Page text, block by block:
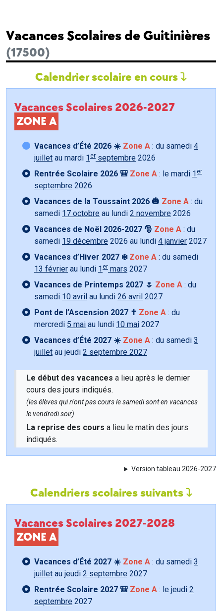
Vacances Scolaires de Guitinières
(17500)
Calendrier scolaire en cours
Vacances Scolaires 2026-2027
ZONE A
Vacances d’Été 2026 ☀️ Zone A : du samedi 4
juillet au mardi 1 er septembre 2026
Rentrée Scolaire 2026 🎒 Zone A : le mardi 1 er
septembre 2026
Vacances de la Toussaint 2026 🎃 Zone A : du
samedi 17 octobre au lundi 2 novembre 2026
Vacances de Noël 2026-2027 🎅 Zone A : du
samedi 19 décembre 2026 au lundi 4 janvier 2027
Vacances d’Hiver 2027 ❄️ Zone A : du samedi
13 février au lundi 1 er mars 2027
Vacances de Printemps 2027 🌷 Zone A : du
samedi 10 avril au lundi 26 avril 2027
Pont de l’Ascension 2027 ✝️ Zone A : du
mercredi 5 mai au lundi 10 mai 2027
Vacances d’Été 2027 ☀️ Zone A : du samedi 3
juillet au jeudi 2 septembre 2027
Le début des vacances a lieu après le dernier
cours des jours indiqués.
(les élèves qui n'ont pas cours le samedi sont en vacances
le vendredi soir)
La reprise des cours a lieu le matin des jours
indiqués.
Version tableau 2026-2027
Calendriers scolaires suivants
Vacances Scolaires 2027-2028
ZONE A
Vacances d’Été 2027 ☀️ Zone A : du samedi 3
juillet au jeudi 2 septembre 2027
Rentrée Scolaire 2027 🎒 Zone A : le jeudi 2
septembre 2027